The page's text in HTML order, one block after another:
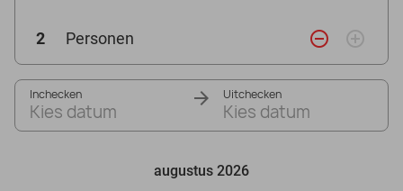
2 Personen remove_circle_outline add_circle_outline
Inchecken
Kies datum
Uitchecken
Kies datum
augustus 2026